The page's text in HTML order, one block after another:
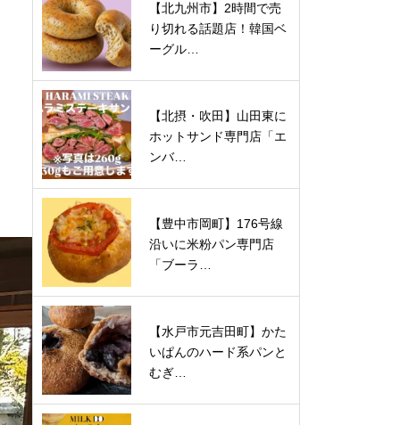
【北九州市】2時間で売
り切れる話題店！韓国ベ
ーグル…
【北摂・吹田】山田東に
ホットサンド専門店「エ
ンバ…
【豊中市岡町】176号線
沿いに米粉パン専門店
「ブーラ…
【水戸市元吉田町】かた
いぱんのハード系パンと
むぎ…